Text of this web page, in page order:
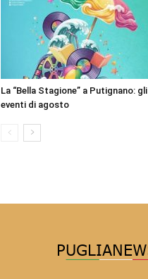
La “Bella Stagione” a Putignano: gli
eventi di agosto